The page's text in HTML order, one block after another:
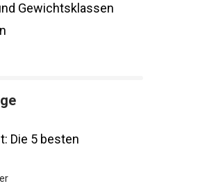
Gewichtsklassen
Die 5 besten